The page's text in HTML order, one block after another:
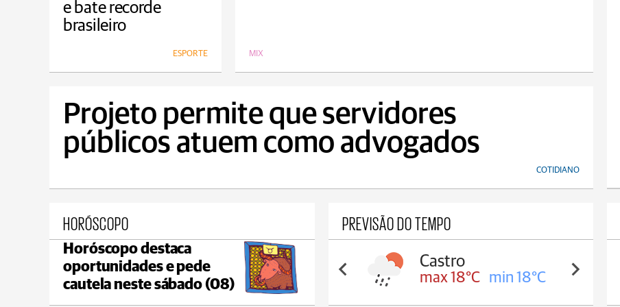
MIX
e bate recorde
brasileiro
ESPORTE
Projeto permite que servidores
públicos atuem como advogados
COTIDIANO
HORÓSCOPO
Horóscopo destaca
oportunidades e pede
cautela neste sábado (08)
PREVISÃO DO TEMPO
Castro
max 18°C min 18°C
Carambeí
max 18°C min 17°C